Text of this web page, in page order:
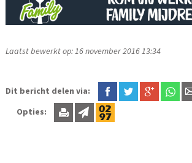
Laatst bewerkt op: 16 november 2016 13:34
Dit bericht delen via:
Opties: